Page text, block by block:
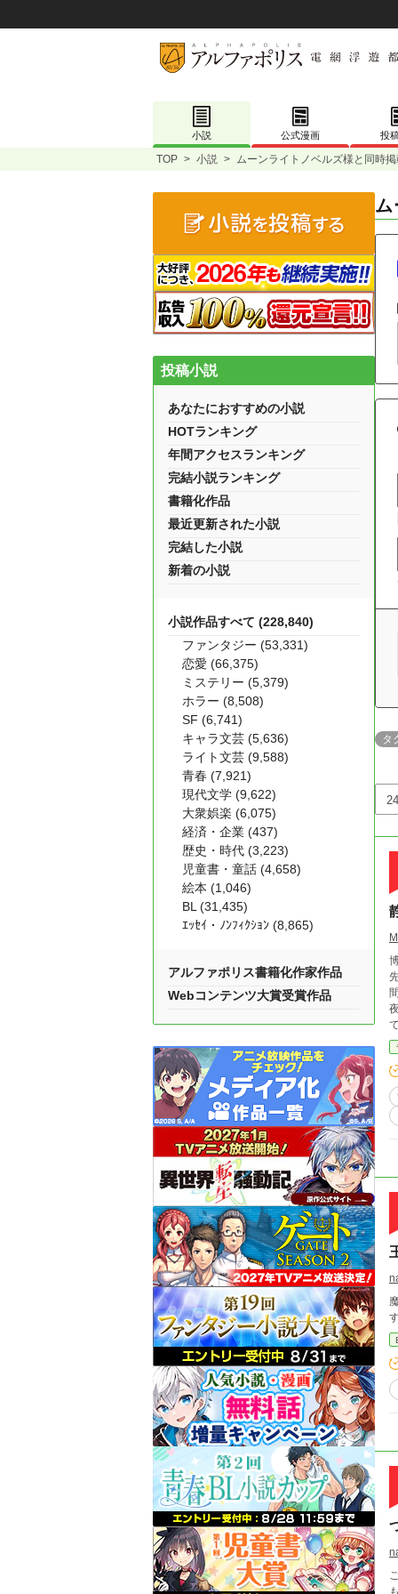
小説 公式漫画 投
TOP > 小説 > ムーンライトノベルズ様と同時
ム
タ
先
て
も
投稿小説
あなたにおすすめの小説
HOTランキング
年間アクセスランキング
完結小説ランキング
書籍化作品
最近更新された小説
完結した小説
新着の小説
小説作品すべて (228,840)
ファンタジー (53,331)
恋愛 (66,375)
ミステリー (5,379)
ホラー (8,508)
SF (6,741)
キャラ文芸 (5,636)
ライト文芸 (9,588)
青春 (7,921)
現代文学 (9,622)
大衆娯楽 (6,075)
経済・企業 (437)
歴史・時代 (3,223)
児童書・童話 (4,658)
絵本 (1,046)
BL (31,435)
ｴｯｾｲ・ﾉﾝﾌｨｸｼｮﾝ (8,865)
アルファポリス書籍化作家作品
Webコンテンツ大賞受賞作品